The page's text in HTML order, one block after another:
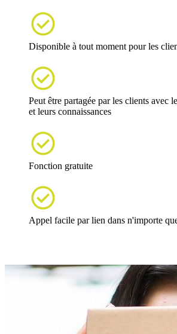

Disponible à tout moment pour les

Peut être partagée par les clients avec
et leurs connaissances

Fonction gratuite

Appel facile par lien dans n'importe